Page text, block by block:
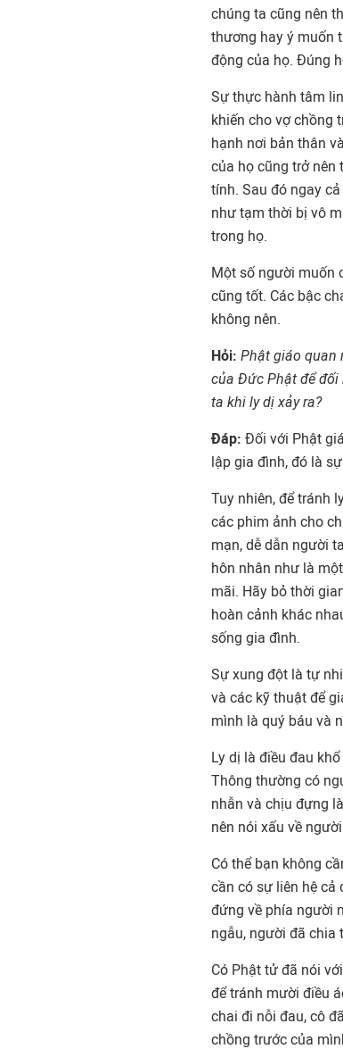
chúng ta cũng nên
thương hay ý muốn
động của họ. Đúng
Sự thực hành tâm
khiến cho vợ chồng
hạnh nơi bản thân
của họ cũng trở
tính. Sau đó ngay
như tạm thời bị vô
trong họ.
Một số người muốn
cũng tốt. Các bậc
không nên.
Hỏi: Phật giáo quan
của Đức Phật để
ta khi ly dị xảy ra?
Đáp: Đối với Phật
lập gia đình, đó là
Tuy nhiên, để tránh
các phim ảnh cho
mạn, dễ dẫn người
hôn nhân như là
mãi. Hãy bỏ thời
hoàn cảnh khác
sống gia đình.
Sự xung đột là tự
và các kỹ thuật để
mình là quý báu và
Ly dị là điều đau
Thông thường có
nhẫn và chịu đựng
nên nói xấu về
Có thể bạn không
cần có sự liên hệ cả
đứng về phía người
ngẫu, người đã chia
Có Phật tử đã nói
để tránh mười điều
chai đi nỗi đau, cô
chồng trước của